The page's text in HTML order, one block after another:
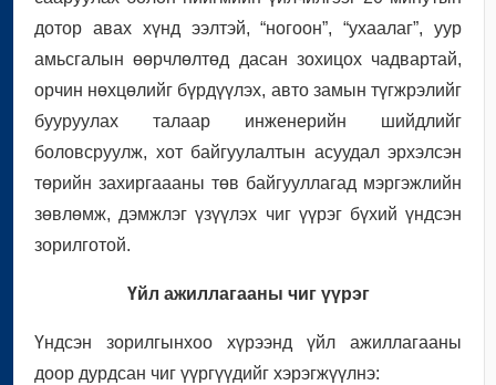
дотор авах хүнд ээлтэй, “ногоон”, “ухаалаг”, уур
амьсгалын өөрчлөлтөд дасан зохицох чадвартай,
орчин нөхцөлийг бүрдүүлэх, авто замын түгжрэлийг
бууруулах талаар инженерийн шийдлийг
боловсруулж, хот байгуулалтын асуудал эрхэлсэн
төрийн захиргаааны төв байгууллагад мэргэжлийн
зөвлөмж, дэмжлэг үзүүлэх чиг үүрэг бүхий үндсэн
зорилготой.
Үйл ажиллагааны чиг үүрэг
Үндсэн зорилгынхоо хүрээнд үйл ажиллагааны
доор дурдсан чиг үүргүүдийг хэрэгжүүлнэ: